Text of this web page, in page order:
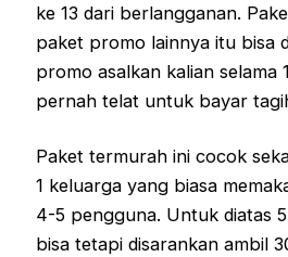
ke 13 dari berlangganan.
paket promo lainnya itu bisa
promo asalkan kalian selama
pernah telat untuk bayar
Paket termurah ini cocok
1 keluarga yang biasa
4-5 pengguna. Untuk diatas
bisa tetapi disarankan ambil